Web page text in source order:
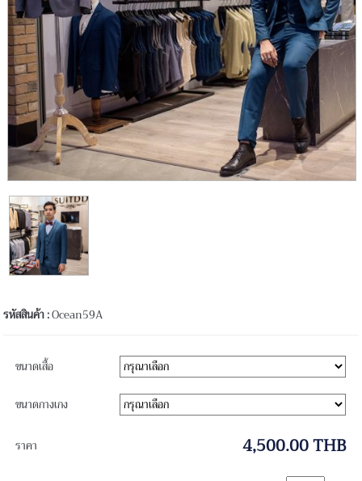
รหัสสินค้า :Ocean59A
ขนาดเสื้อ
ขนาดกางเกง
ราคา 4,500.00 THB